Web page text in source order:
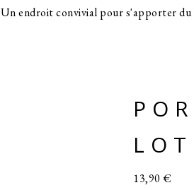
Un endroit convivial pour s'apporter du
13,90€